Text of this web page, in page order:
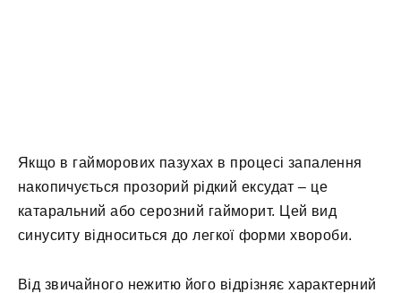
Якщо в гайморових пазухах в процесі запалення
накопичується прозорий рідкий ексудат – це
катаральний або серозний гайморит. Цей вид
синуситу відноситься до легкої форми хвороби.
Від звичайного нежитю його відрізняє характерний